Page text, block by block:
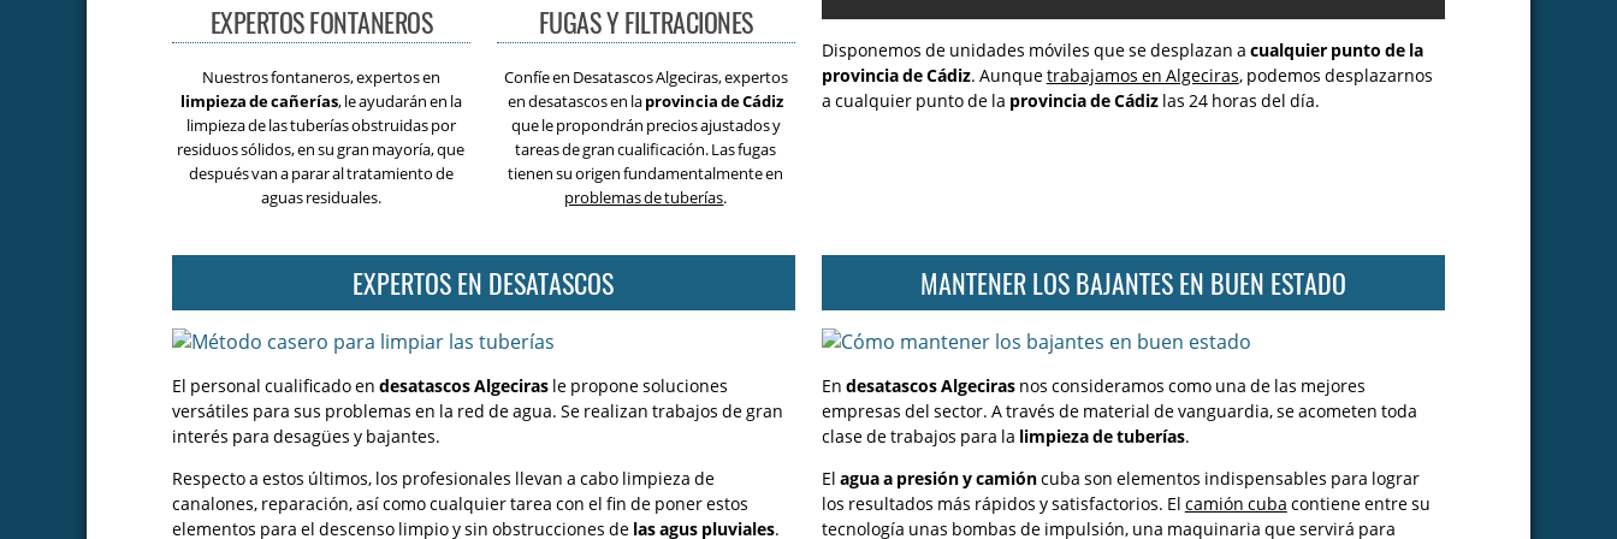
Siempre puntuales en Algeciras
Contacte con nosotros desde Algeciras
Nuestros servicios en Algeciras incluyen:
Donde nace la fontanería
Tuberías antiguas
Prestamos atención a la salud con nuestras tuberías.
Siempre tendemos a mejorar las cañerías en Algeciras
Los atascos con residuos sólidos.
Problemas de fontanería en Algeciras
Desatascamos todas las tuberias en Algeciras
EXPERTOS FONTANEROS
Nuestros fontaneros, expertos en
limpieza de cañerías, le ayudarán en la
limpieza de las tuberías obstruidas por
residuos sólidos, en su gran mayoría, que
después van a parar al tratamiento de
aguas residuales.
FUGAS Y FILTRACIONES
Confíe en Desatascos Algeciras, expertos
en desatascos en laprovincia de Cádiz
que le propondrán precios ajustados y
tareas de gran cualificación. Las fugas
tienen su origen fundamentalmente en
problemas de tuberías.
Disponemos de unidades móviles que se desplazan a cualquier punto de la
provincia de Cádiz. Aunquetrabajamos en Algeciras, podemos desplazarnos
a cualquier punto de la provincia de Cádizlas 24 horas del día.
EXPERTOS EN DESATASCOS
El personal cualificado en desatascos Algecirasle propone soluciones
versátiles para sus problemas en la red de agua. Se realizan trabajos de gran
interés para desagües y bajantes.
Respecto a estos últimos, los profesionales llevan a cabo limpieza de
canalones, reparación, así como cualquier tarea con el fin de poner estos
elementos para el descenso limpio y sin obstrucciones de las agus pluviales.
MANTENER LOS BAJANTES EN BUEN ESTADO
En desatascos Algecirasnos consideramos como una de las mejores
empresas del sector. A través de material de vanguardia, se acometen toda
clase de trabajos para la limpieza de tuberías.
El agua a presión y camióncuba son elementos indispensables para lograr
los resultados más rápidos y satisfactorios. El camión cuba contiene entre su
tecnología unas bombas de impulsión, una maquinaria que servirá para